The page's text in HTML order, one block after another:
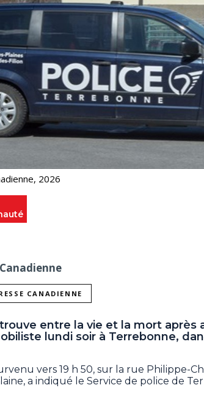
2026
CANADIENNE
entre la vie et la mort après
lundi soir à Terrebonne,
vers 19 h 50, sur la rue Philippe-
a indiqué le Service de police de